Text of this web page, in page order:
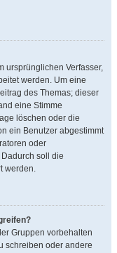
ursprünglichen Verfasser,
werden. Um eine
des Themas; dieser
eine Stimme
löschen oder die
ein Benutzer abgestimmt
oder
soll die
werden.
Gruppen vorbehalten
schreiben oder andere